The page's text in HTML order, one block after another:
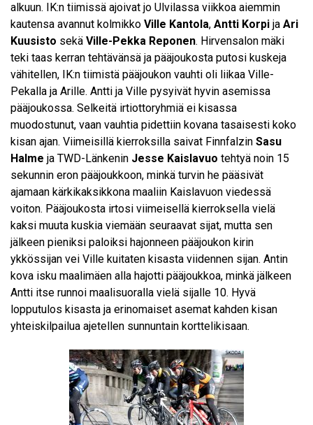
alkuun. IK:n tiimissä ajoivat jo Ulvilassa viikkoa aiemmin
kautensa avannut kolmikko Ville Kantola, Antti Korpi ja Ari
Kuusisto sekä Ville-Pekka Reponen. Hirvensalon mäki
teki taas kerran tehtävänsä ja pääjoukosta putosi kuskeja
vähitellen, IK:n tiimistä pääjoukon vauhti oli liikaa Ville-
Pekalla ja Arille. Antti ja Ville pysyivät hyvin asemissa
pääjoukossa. Selkeitä irtiottoryhmiä ei kisassa
muodostunut, vaan vauhtia pidettiin kovana tasaisesti koko
kisan ajan. Viimeisillä kierroksilla saivat Finnfalzin Sasu
Halme ja TWD-Länkenin Jesse Kaislavuo tehtyä noin 15
sekunnin eron pääjoukkoon, minkä turvin he pääsivät
ajamaan kärkikaksikkona maaliin Kaislavuon viedessä
voiton. Pääjoukosta irtosi viimeisellä kierroksella vielä
kaksi muuta kuskia viemään seuraavat sijat, mutta sen
jälkeen pieniksi paloiksi hajonneen pääjoukon kirin
ykkössijan vei Ville kuitaten kisasta viidennen sijan. Antin
kova isku maalimäen alla hajotti pääjoukkoa, minkä jälkeen
Antti itse runnoi maalisuoralla vielä sijalle 10. Hyvä
lopputulos kisasta ja erinomaiset asemat kahden kisan
yhteiskilpailua ajetellen sunnuntain korttelikisaan.